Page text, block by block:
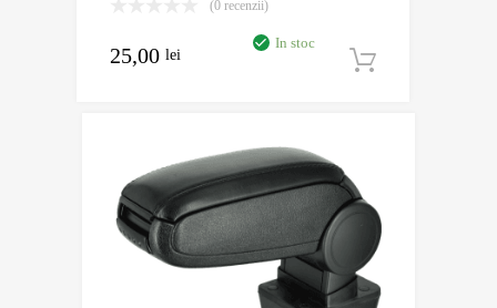
(0 recenzii)
25,00 lei
In stoc